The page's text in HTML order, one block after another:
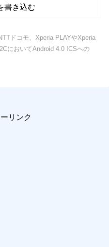
書き込む
ドコモ、Xperia PLAYやXperia
においてAndroid 4.0 ICSへの
リンク